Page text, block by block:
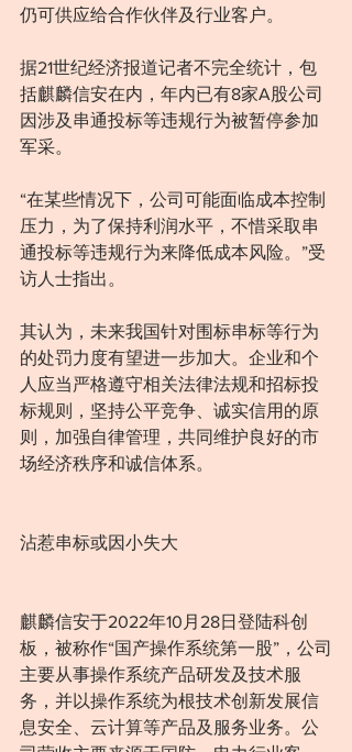
仍可供应给合作伙伴及行业客户。
据21世纪经济报道记者不完全统计，包
括麒麟信安在内，年内已有8家A股公司
因涉及串通投标等违规行为被暂停参加
军采。
“在某些情况下，公司可能面临成本控制
压力，为了保持利润水平，不惜采取串
通投标等违规行为来降低成本风险。”受
访人士指出。
其认为，未来我国针对围标串标等行为
的处罚力度有望进一步加大。企业和个
人应当严格遵守相关法律法规和招标投
标规则，坚持公平竞争、诚实信用的原
则，加强自律管理，共同维护良好的市
场经济秩序和诚信体系。
沾惹串标或因小失大
麒麟信安于2022年10月28日登陆科创
板，被称作“国产操作系统第一股”，公司
主要从事操作系统产品研发及技术服
务，并以操作系统为根技术创新发展信
息安全、云计算等产品及服务业务。公